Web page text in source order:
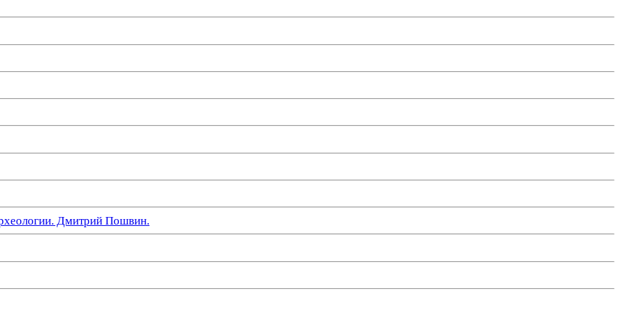
Дмитрий Пошвин.